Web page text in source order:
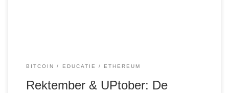
BITCOIN EDUCATIE ETHEREUM
Rektember & UPtober: De